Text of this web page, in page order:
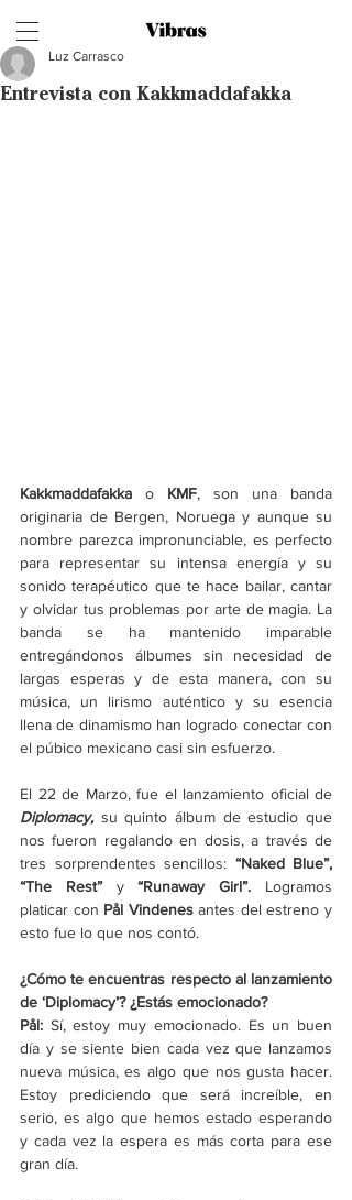
Entrevista con Kakkmaddafakka
Luz Carrasco
Kakkmaddafakka o KMF, son una banda
originaria de Bergen, Noruega y aunque su
nombre parezca impronunciable, es perfecto
para representar su intensa energía y su
sonido terapéutico que te hace bailar, cantar
y olvidar tus problemas por arte de magia. La
banda se ha mantenido imparable
entregándonos álbumes sin necesidad de
largas esperas y de esta manera, con su
música, un lirismo auténtico y su esencia
llena de dinamismo han logrado conectar con
el púbico mexicano casi sin esfuerzo.
Diplomacy, su quinto álbum de estudio que
nos fueron regalando en dosis, a través de
tres sorprendentes sencillos: “Naked Blue”,
“The Rest” y “Runaway Girl”. Logramos
platicar con Pål Vindenes antes del estreno y
esto fue lo que nos contó.
¿Cómo te encuentras respecto al lanzamiento
de ‘Diplomacy’? ¿Estás emocionado?
Pål: Sí, estoy muy emocionado. Es un buen
día y se siente bien cada vez que lanzamos
nueva música, es algo que nos gusta hacer.
Estoy prediciendo que será increíble, en
serio, es algo que hemos estado esperando
y cada vez la espera es más corta para ese
gran día.